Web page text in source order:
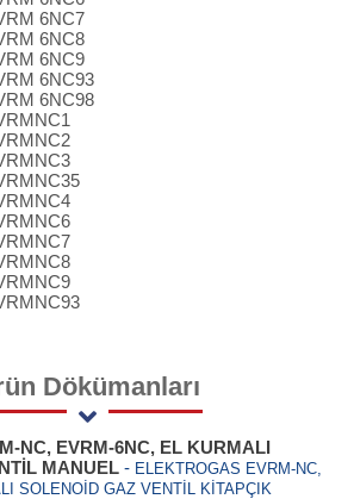
6NC7
6NC8
6NC9
6NC93
6NC98
Dökümanları
NC, EVRM-6NC, EL KURMALI
MANUEL - ELEKTROGAS EVRM-NC,
SOLENOİD GAZ VENTİL KİTAPÇIK